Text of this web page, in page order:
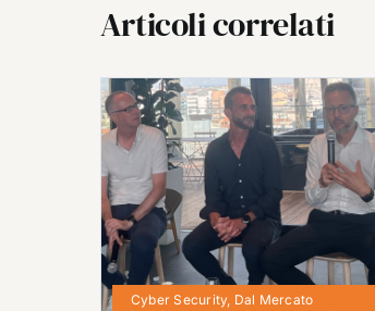
Articoli correlati
Cyber Security, Dal Mercato